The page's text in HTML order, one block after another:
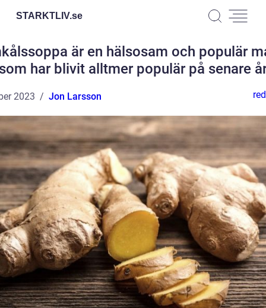
STARKTLIV.se
är en hälsosam och populär
har blivit alltmer populär på senare
2023 Jon Larsson